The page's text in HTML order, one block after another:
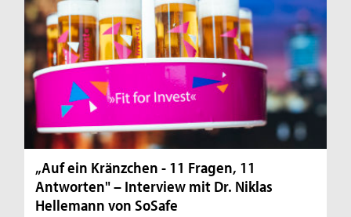
„Auf ein Kränzchen - 11 Fragen, 11
Antworten" – Interview mit Dr. Niklas
Hellemann von SoSafe